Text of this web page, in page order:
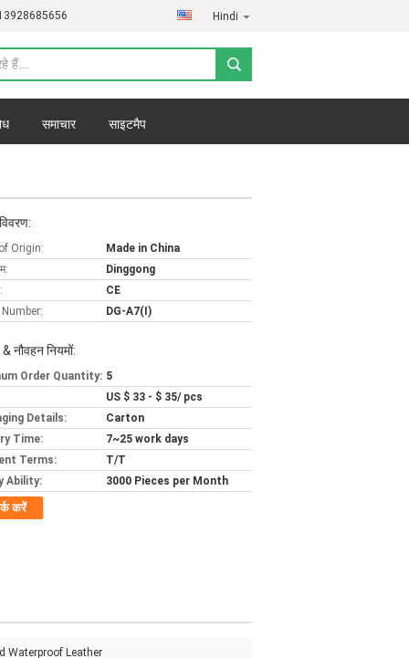
Hindi
समाचार साइटमैप
Origin:
Made in China
Dinggong
CE
DG-A7(I)
नौवहन नियमों:
Order Quantity: 5
US $ 33 - $ 35/ pcs
Details:
Carton
Time:
7~25 work days
Terms:
T/T
Ability:
3000 Pieces per Month
करें
Waterproof Leather